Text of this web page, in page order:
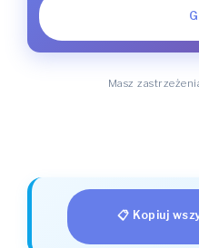
Masz
📋 Kopiuj